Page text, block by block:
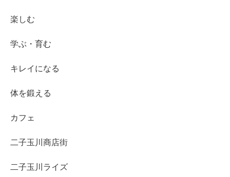
楽しむ
学ぶ・育む
キレイになる
体を鍛える
カフェ
二子玉川商店街
二子玉川ライズ